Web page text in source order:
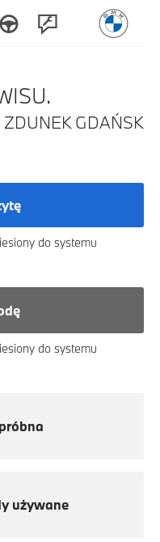
GDAŃSK
do systemu
do systemu
używane